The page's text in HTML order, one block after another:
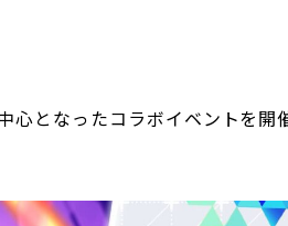
となったコラボイベントを開